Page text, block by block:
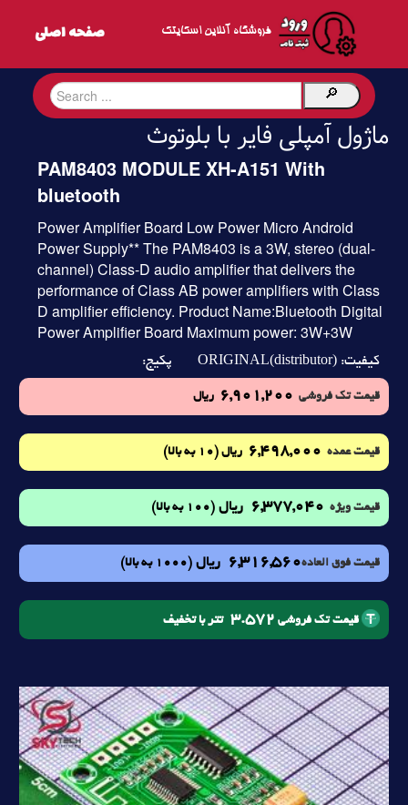
فروشگاه آنلاین اسکایتک
ماژول آمپلی فایر با بلوتوث
PAM8403 MODULE XH-A151 With
bluetooth
Power Amplifier Board Low Power Micro Android
Power Supply** The PAM8403 is a 3W, stereo (dual-
channel) Class-D audio amplifier that delivers the
performance of Class AB power amplifiers with Class
D amplifier efficiency. Product Name:Bluetooth Digital
Power Amplifier Board Maximum power: 3W+3W
کیفیت: ORIGINAL(distributor) پکیج:
قیمت تک فروشی 6,901,200 ریال
قیمت عمده 6,498,000 ریال (10 به بالا)
قیمت ویژه 6,377,040 ریال (100 به بالا)
قیمت فوق العاده6,316,560 ریال (1000 به بالا)
قیمت تک فروشی 3.572 تتر با تخفیف